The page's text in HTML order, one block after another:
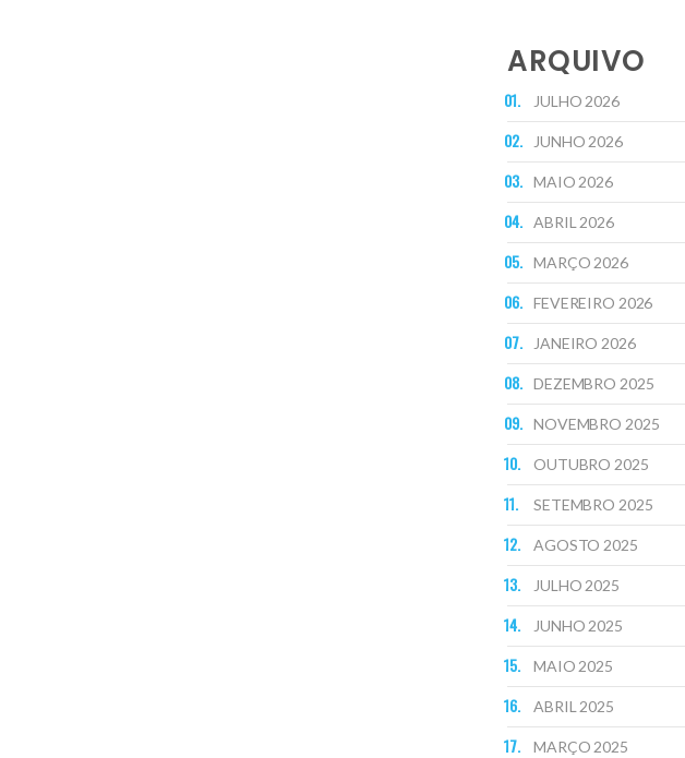
ARQUIVO
JULHO 2026
JUNHO 2026
MAIO 2026
ABRIL 2026
MARÇO 2026
FEVEREIRO 2026
JANEIRO 2026
DEZEMBRO 2025
NOVEMBRO 2025
OUTUBRO 2025
SETEMBRO 2025
AGOSTO 2025
JULHO 2025
JUNHO 2025
MAIO 2025
ABRIL 2025
MARÇO 2025